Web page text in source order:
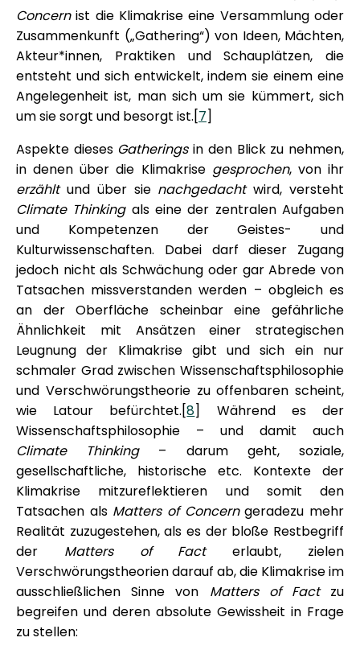
Concernist die Klimakrise eine Versammlung oder
Zusammenkunft („Gathering“) von Ideen, Mächten,
Akteur*innen, Praktiken und Schauplätzen, die
entsteht und sich entwickelt, indem sie einem eine
Angelegenheit ist, man sich um sie kümmert, sich
um sie sorgt und besorgt ist.[7]
Aspekte dieses Gatheringsin den Blick zu nehmen,
in denen über die Klimakrise gesprochen, von ihr
erzähltund über sie nachgedachtwird, versteht
Climate Thinkingals eine der zentralen Aufgaben
und Kompetenzen der Geistes- und
Kulturwissenschaften. Dabei darf dieser Zugang
jedoch nicht als Schwächung oder gar Abrede von
Tatsachen missverstanden werden – obgleich es
an der Oberfläche scheinbar eine gefährliche
Ähnlichkeit mit Ansätzen einer strategischen
Leugnung der Klimakrise gibt und sich ein nur
schmaler Grad zwischen Wissenschaftsphilosophie
und Verschwörungstheorie zu offenbaren scheint,
wie Latour befürchtet.[8] Während es der
Wissenschaftsphilosophie – und damit auch
Climate Thinking– darum geht, soziale,
gesellschaftliche, historische etc. Kontexte der
Klimakrise mitzureflektieren und somit den
Tatsachen als Matters of Concerngeradezu mehr
Realität zuzugestehen, als es der bloße Restbegriff
der Matters of Facterlaubt, zielen
Verschwörungstheorien darauf ab, die Klimakrise im
ausschließlichen Sinne von Matters of Factzu
begreifen und deren absolute Gewissheit in Frage
zu stellen: